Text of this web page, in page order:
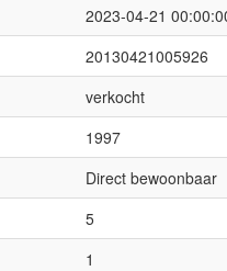
2023-04-21
20130421005926
verkocht
1997
Direct bewoonbaar
5
1